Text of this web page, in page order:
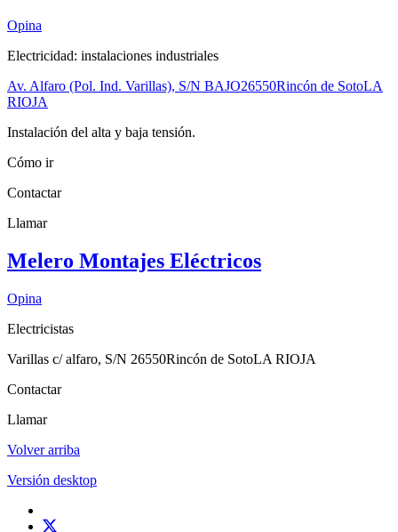
Opina
Electricidad: instalaciones industriales
Av. Alfaro (Pol. Ind. Varillas), S/N BAJO26550Rincón de SotoLA
RIOJA
Instalación del alta y baja tensión.
Cómo ir
Contactar
Llamar
Melero Montajes Eléctricos
Opina
Electricistas
Varillas c/ alfaro, S/N 26550Rincón de SotoLA RIOJA
Contactar
Llamar
Volver arriba
Versión desktop